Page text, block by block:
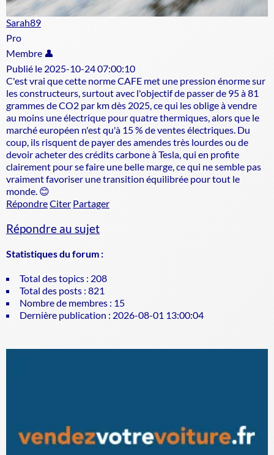
Sarah89
Pro
Membre 👤
Publié le 2025-10-24 07:00:10
C'est vrai que cette norme CAFE met une pression énorme sur
les constructeurs, surtout avec l'objectif de passer de 95 à 81
grammes de CO2 par km dès 2025, ce qui les oblige à vendre
au moins une électrique pour quatre thermiques, alors que le
marché européen n'est qu'à 15 % de ventes électriques. Du
coup, ils risquent de payer des amendes très lourdes ou de
devoir acheter des crédits carbone à Tesla, qui en profite
clairement pour se faire une belle marge, ce qui ne semble pas
vraiment favoriser une transition équilibrée pour tout le
monde. 😊
RépondreCiter Partager
Répondre au sujet
Statistiques du forum :
Total des topics : 208
Total des posts : 821
Nombre de membres : 15
Dernière publication : 2026-08-01 13:00:04